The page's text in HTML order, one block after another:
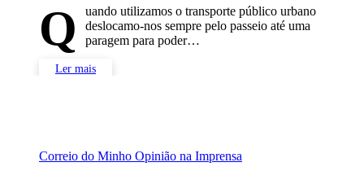
Q
uando utilizamos o transporte público urbano
deslocamo-nos sempre pelo passeio até uma
paragem para poder…
Ler mais
Correio do Minho Opinião na Imprensa